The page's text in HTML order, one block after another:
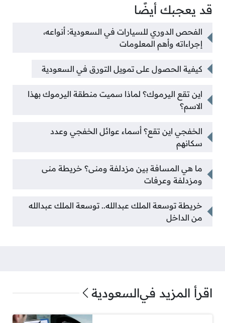
قد يعجبك أيضًا
الفحص الدوري للسيارات في السعودية: أنواعه،
إجراءاته وأهم المعلومات
كيفية الحصول على تمويل التورق في السعودية
اين تقع اليرموك؟ لماذا سميت منطقة اليرموك بهذا
الاسم؟
الخفجي اين تقع؟ أسماء عوائل الخفجي وعدد
سكانهم
ما هي المسافة بين مزدلفة ومنى؟ خريطة منى
ومزدلفة وعرفات
خريطة توسعة الملك عبدالله.. توسعة الملك عبدالله
من الداخل
اقرأ المزيد فيالسعودية